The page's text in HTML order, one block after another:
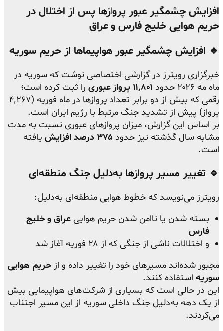
افزایش چشمگیر عبور پروازها پس از اختلال در
حریم هوایی خلیج فارس و عراق
🔹 افزایش چشمگیر عبور هواپیماها از حریم سوریه
خبرگزاری رویترز در گزارشی اختصاصی نوشت که سوریه در
ماه مه ۲۰۲۶ حدود
۱۱٬۸۰۱ پرواز عبوری
را ثبت کرده است؛
رقمی که بیش از دو برابر تعداد پروازها در ماه فوریه (۴٬۲۶۷
پرواز) پیش از تشدید جنگ مرتبط با رژیم ایران است.
بر اساس این گزارش، میزان پروازهای عبوری نسبت به مدت
مشابه سال گذشته نیز حدود ۳۷۵ درصد افزایش
یافته
است.
🔹 تغییر مسیر پروازها به‌دلیل جنگ منطقه‌ای
رویترز می‌نویسد که خطوط هوایی منطقه‌ای به‌دلیل:
بسته شدن یا ناامن شدن حریم هوایی عراق و خلیج
فارس
و اختلالات ناشی از جنگی که از ۲۸ فوریه آغاز شد
مجبور شده‌اند مسیرهای خود را تغییر داده و از حریم هوایی
سوریه استفاده کنند.
این در حالی است که بسیاری از شرکت‌های هواپیمایی بیش
از یک دهه به‌دلیل جنگ داخلی سوریه از این مسیر اجتناب
می‌کردند.